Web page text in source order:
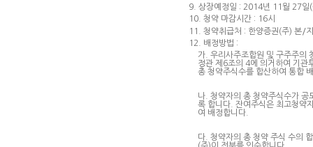
9. 상장예정일 : 2014년 11월 27일
10. 청약 마감시간 : 16시
11. 청약취급처 : 한양증권(주) 본/
12. 배정방법 :
가. 우리사주조합원 및 구주주의
정관 제6조의 4에 의거하여 기관
총 청약주식수를 합산하여 통합
나. 청약자의 총 청약주식수가 공
록 합니다. 잔여주식은 최고청약
여 배정합니다.
다. 청약자의 총 청약 주식 수의
(주)이 전부를 인수합니다.